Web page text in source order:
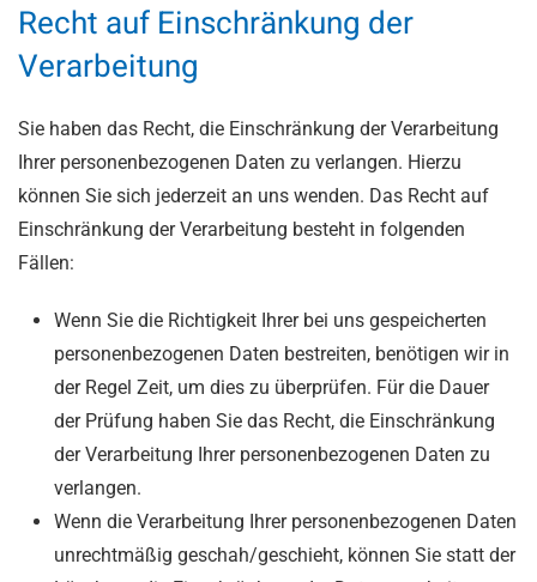
Recht auf Einschränkung der
Verarbeitung
Sie haben das Recht, die Einschränkung der Verarbeitung
Ihrer personenbezogenen Daten zu verlangen. Hierzu
können Sie sich jederzeit an uns wenden. Das Recht auf
Einschränkung der Verarbeitung besteht in folgenden
Fällen:
Wenn Sie die Richtigkeit Ihrer bei uns gespeicherten
personenbezogenen Daten bestreiten, benötigen wir in
der Regel Zeit, um dies zu überprüfen. Für die Dauer
der Prüfung haben Sie das Recht, die Einschränkung
der Verarbeitung Ihrer personenbezogenen Daten zu
verlangen.
Wenn die Verarbeitung Ihrer personenbezogenen Daten
unrechtmäßig geschah/geschieht, können Sie statt der